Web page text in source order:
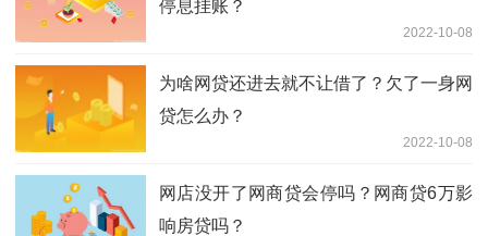
停息挂账？
2022-10-08
为啥网贷还进去就不让借了？欠了一身网
贷怎么办？
2022-10-08
网店没开了网商贷会停吗？网商贷6万影
响房贷吗？